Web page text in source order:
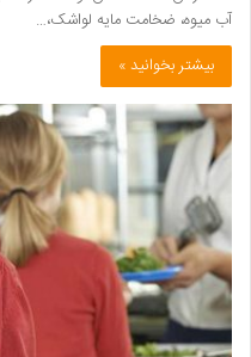
آب میوه، ضخامت مایه لواشک،…
بیشتر بخوانید »